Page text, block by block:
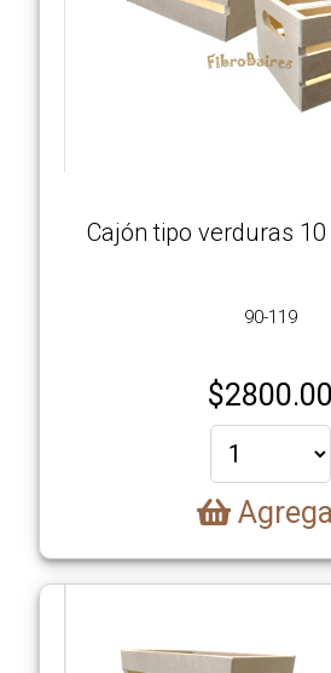
Cajón tipo verduras
90-119
$2800.00